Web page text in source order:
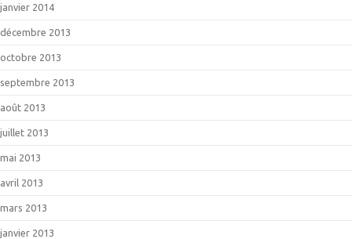
janvier 2014
décembre 2013
octobre 2013
septembre 2013
août 2013
juillet 2013
mai 2013
avril 2013
mars 2013
janvier 2013